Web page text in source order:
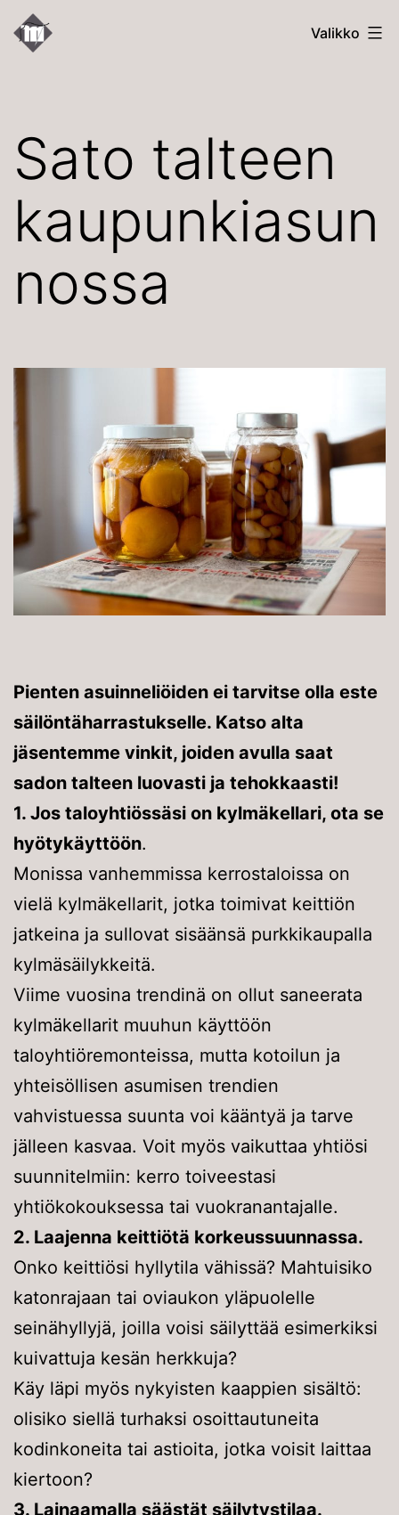
Siirry
sisältöön
Kallion
Valikko
Sato talteen
kaupunkiasun
nossa
Pienten asuinneliöiden ei tarvitse olla este
säilöntäharrastukselle. Katso alta
jäsentemme vinkit, joiden avulla saat
sadon talteen luovasti ja tehokkaasti!
1. Jos taloyhtiössäsi on kylmäkellari, ota se
hyötykäyttöön.
Monissa vanhemmissa kerrostaloissa on
vielä kylmäkellarit, jotka toimivat keittiön
jatkeina ja sullovat sisäänsä purkkikaupalla
kylmäsäilykkeitä.
Viime vuosina trendinä on ollut saneerata
kylmäkellarit muuhun käyttöön
taloyhtiöremonteissa, mutta kotoilun ja
yhteisöllisen asumisen trendien
vahvistuessa suunta voi kääntyä ja tarve
jälleen kasvaa. Voit myös vaikuttaa yhtiösi
suunnitelmiin: kerro toiveestasi
yhtiökokouksessa tai vuokranantajalle.
2. Laajenna keittiötä korkeussuunnassa.
Onko keittiösi hyllytila vähissä? Mahtuisiko
katonrajaan tai oviaukon yläpuolelle
seinähyllyjä, joilla voisi säilyttää esimerkiksi
kuivattuja kesän herkkuja?
Käy läpi myös nykyisten kaappien sisältö:
olisiko siellä turhaksi osoittautuneita
kodinkoneita tai astioita, jotka voisit laittaa
kiertoon?
3. Lainaamalla säästät säilytystilaa.